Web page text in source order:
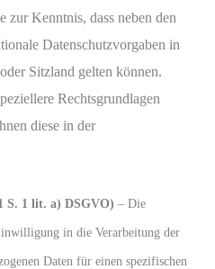
zur Kenntnis, dass neben den
Datenschutzvorgaben in
Sitzland gelten können.
Rechtsgrundlagen
diese in der
S. 1 lit. a) DSGVO) – Die
in die Verarbeitung der
Daten für einen spezifischen